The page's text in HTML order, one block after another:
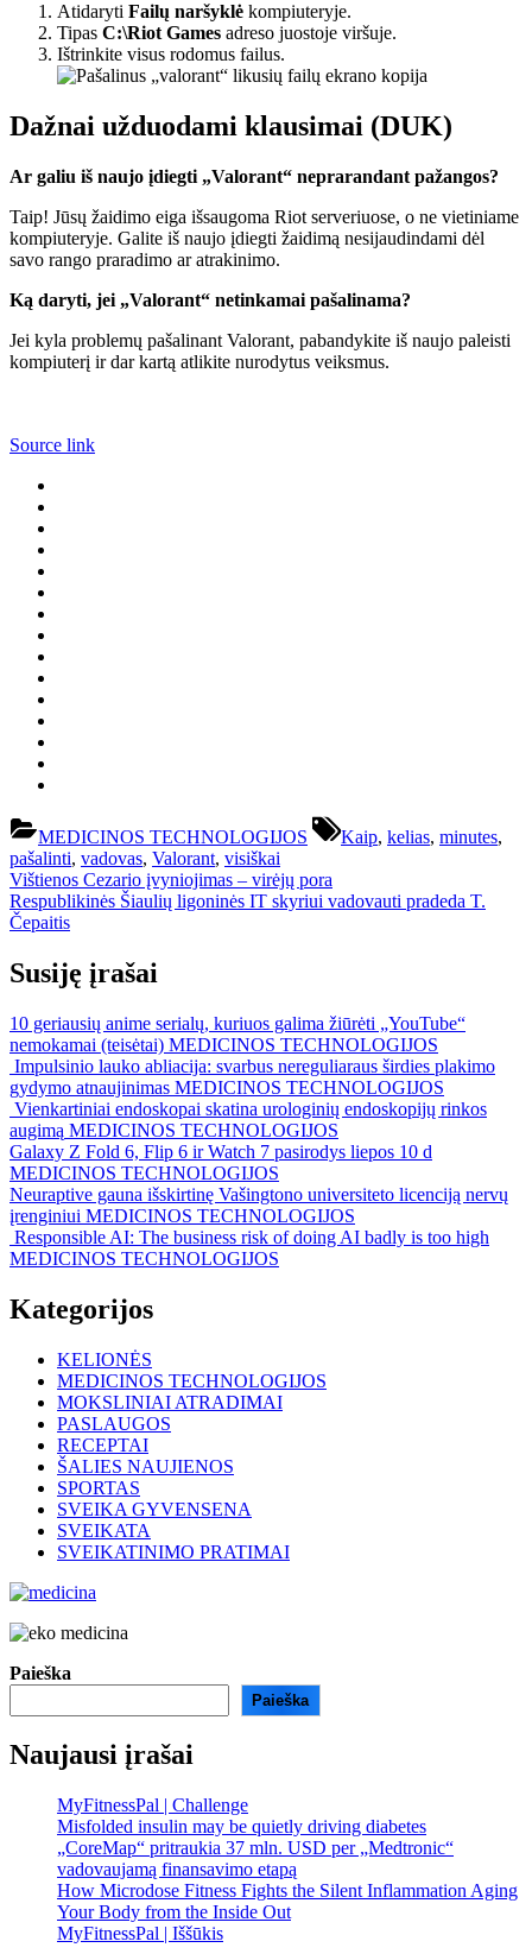
Atidaryti Failų naršyklė kompiuteryje.
Tipas C:\Riot Games adreso juostoje viršuje.
Ištrinkite visus rodomus failus.
Dažnai užduodami klausimai (DUK)
Ar galiu iš naujo įdiegti „Valorant“ neprarandant pažangos?
Taip! Jūsų žaidimo eiga išsaugoma Riot serveriuose, o ne vietiniame
kompiuteryje. Galite iš naujo įdiegti žaidimą nesijaudindami dėl
savo rango praradimo ar atrakinimo.
Ką daryti, jei „Valorant“ netinkamai pašalinama?
Jei kyla problemų pašalinant Valorant, pabandykite iš naujo paleisti
kompiuterį ir dar kartą atlikite nurodytus veiksmus.
Source link
MEDICINOS TECHNOLOGIJOS
Tags:
Kaip, kelias, minutes,
pašalinti, vadovas, Valorant, visiškai
Navigacija
tarp
Previous
Post:
Vištienos Cezario įvyniojimas – virėjų pora
Next
Post:
Respublikinės Šiaulių ligoninės IT skyriui vadovauti pradeda T.
Čepaitis
Susiję įrašai
10 geriausių anime serialų, kuriuos galima žiūrėti „YouTube“
nemokamai (teisėtai) MEDICINOS TECHNOLOGIJOS
Impulsinio lauko abliacija: svarbus nereguliaraus širdies plakimo
gydymo atnaujinimas MEDICINOS TECHNOLOGIJOS
Vienkartiniai endoskopai skatina urologinių endoskopijų rinkos
augimą MEDICINOS TECHNOLOGIJOS
Galaxy Z Fold 6, Flip 6 ir Watch 7 pasirodys liepos 10 d
MEDICINOS TECHNOLOGIJOS
Neuraptive gauna išskirtinę Vašingtono universiteto licenciją nervų
įrenginiui MEDICINOS TECHNOLOGIJOS
Responsible AI: The business risk of doing AI badly is too high
MEDICINOS TECHNOLOGIJOS
Kategorijos
KELIONĖS
MEDICINOS TECHNOLOGIJOS
MOKSLINIAI ATRADIMAI
PASLAUGOS
RECEPTAI
ŠALIES NAUJIENOS
SPORTAS
SVEIKA GYVENSENA
SVEIKATA
SVEIKATINIMO PRATIMAI
Paieška
Paieška
Naujausi įrašai
MyFitnessPal | Challenge
Misfolded insulin may be quietly driving diabetes
„CoreMap“ pritraukia 37 mln. USD per „Medtronic“
vadovaujamą finansavimo etapą
How Microdose Fitness Fights the Silent Inflammation Aging
Your Body from the Inside Out
MyFitnessPal | Iššūkis